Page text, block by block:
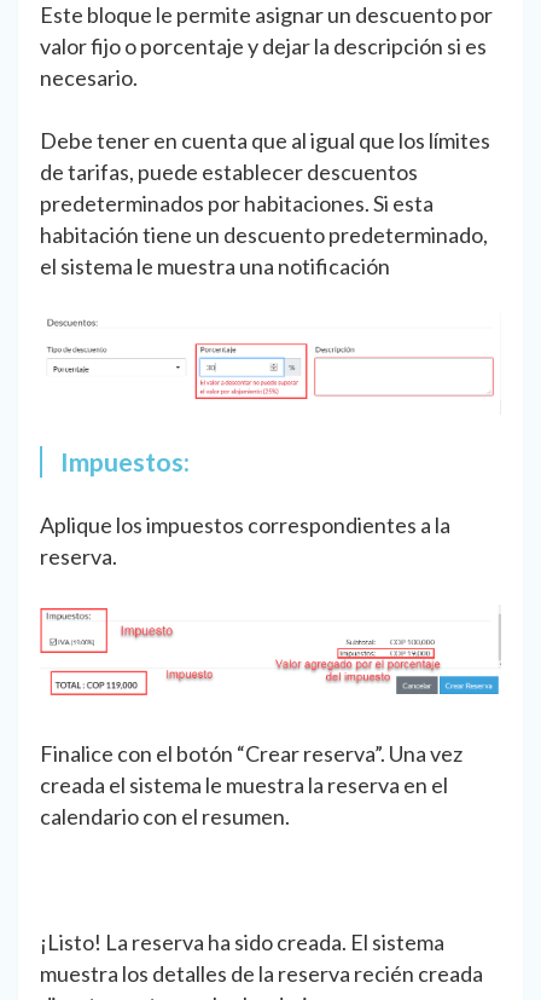
Este bloque le permite asignar un descuento por
valor fijo o porcentaje y dejar la descripción si es
necesario.
Debe tener en cuenta que al igual que los límites
de tarifas, puede establecer descuentos
predeterminados por habitaciones. Si esta
habitación tiene un descuento predeterminado,
el sistema le muestra una notificación
Impuestos:
Aplique los impuestos correspondientes a la
reserva.
Finalice con el botón “Crear reserva”. Una vez
creada el sistema le muestra la reserva en el
calendario con el resumen.
¡Listo! La reserva ha sido creada. El sistema
muestra los detalles de la reserva recién creada